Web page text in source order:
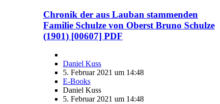
Chronik der aus Lauban stammenden
Familie Schulze von Oberst Bruno Schulze
(1901) [00607] PDF
Daniel Kuss
5. Februar 2021 um 14:48
E-Books
Daniel Kuss
5. Februar 2021 um 14:48